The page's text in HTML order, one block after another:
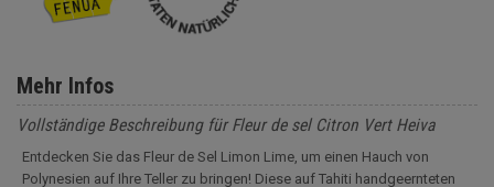
Mehr Infos
Vollständige Beschreibung für Fleur de sel Citron Vert Heiva
Entdecken Sie das Fleur de Sel Limon Lime, um einen Hauch von
Polynesien auf Ihre Teller zu bringen! Diese auf Tahiti handgeernteten